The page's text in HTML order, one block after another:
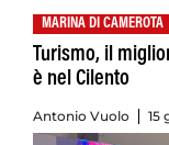
MARINA DI CAMEROTA
Turismo, il
è nel Cilento
Antonio Vuolo 15